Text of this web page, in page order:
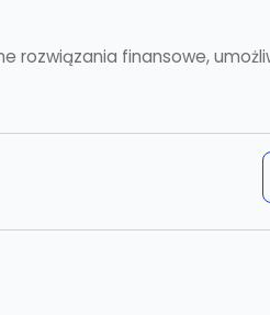
rozwiązania finansowe,